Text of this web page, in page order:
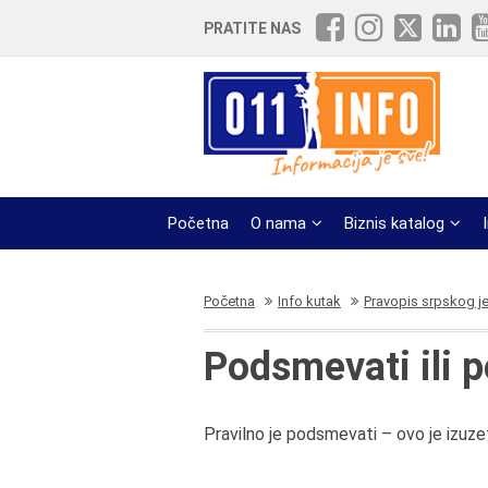
PRATITE NAS
Početna O nama Biznis katalog
Početna Info kutak Pravopis srpskog
Podsmevati ili
Pravilno je podsmevati – ovo je